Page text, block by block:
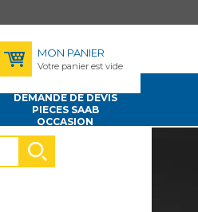
MON PANIER
Votre panier est vide
DEMANDE DE DEVIS
PIECES SAAB
OCCASION